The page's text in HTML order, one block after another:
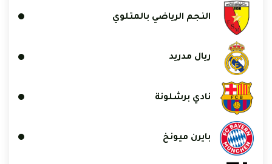
النجم الرياضي بالمتلوي
ريال مدريد
نادي برشلونة
بايرن ميونخ